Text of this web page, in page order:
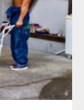
唐津 (佐賀)